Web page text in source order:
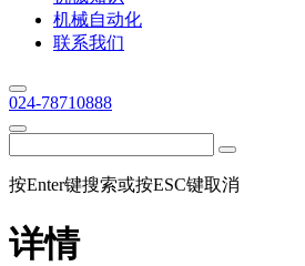
机械自动化
联系我们
024-78710888
按Enter键搜索或按ESC键取消
详情